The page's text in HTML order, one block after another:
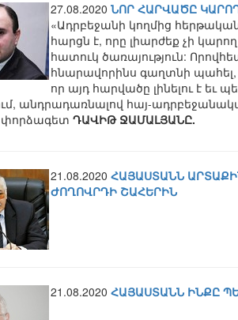
27.08.2020 ՆՈՐ ՀԱՐՎԱԾԸ
«Ադրբեջանի կողմից
հարցն է, որը լիարժեք չի
հատուկ ծառայություն:
հնարավորինս գաղտնի
որ այդ հարվածը լինելու է
անդրադառնալով հայ-
ԴԱՎԻԹ ՋԱՄԱԼՅԱՆԸ.
21.08.2020 ՀԱՅԱՍՏԱՆՆ
ԺՈՂՈՎՐԴԻ ՇԱՀԵՐԻՆ
21.08.2020 ՀԱՅԱՍՏԱՆՆ ԻՆՔԸ